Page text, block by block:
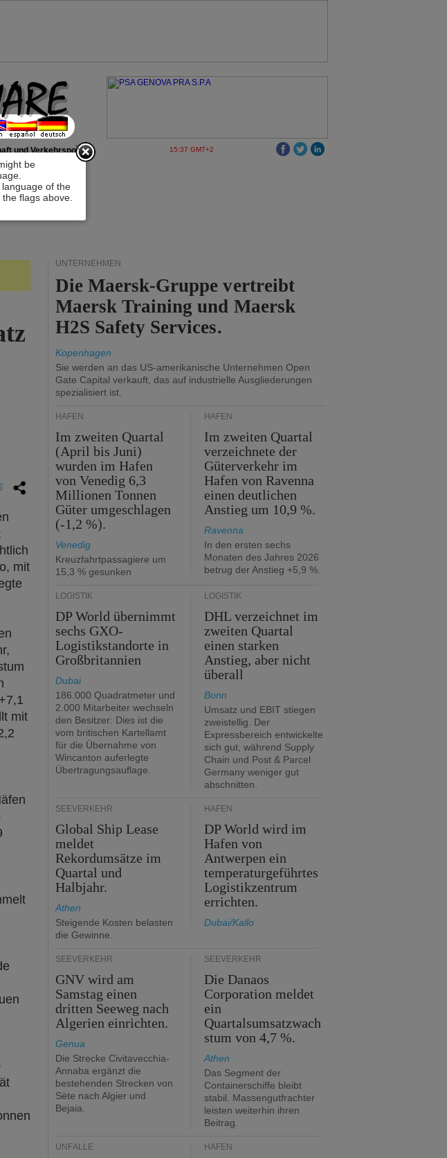
be
of the
flags above.
x
und Verkehrspolitik 15:37 GMT+2
mit
mit
UNTERNEHMEN
Die Maersk-Gruppe vertreibt
Maersk Training und Maersk
H2S Safety Services.
Kopenhagen
Sie werden an das US-amerikanische Unternehmen Open
Gate Capital verkauft, das auf industrielle Ausgliederungen
spezialisiert ist.
HÄFEN
Im zweiten Quartal
(April bis Juni)
wurden im Hafen
von Venedig 6,3
Millionen Tonnen
Güter umgeschlagen
(-1,2 %).
Venedig
Kreuzfahrtpassagiere um
15,3 % gesunken
HÄFEN
Im zweiten Quartal
verzeichnete der
Güterverkehr im
Hafen von Ravenna
einen deutlichen
Anstieg um 10,9 %.
Ravenna
In den ersten sechs
Monaten des Jahres 2026
betrug der Anstieg +5,9 %.
LOGISTIK
DP World übernimmt
sechs GXO-
Logistikstandorte in
Großbritannien
Dubai
186.000 Quadratmeter und
2.000 Mitarbeiter wechseln
den Besitzer: Dies ist die
vom britischen Kartellamt
für die Übernahme von
Wincanton auferlegte
Übertragungsauflage.
LOGISTIK
DHL verzeichnet im
zweiten Quartal
einen starken
Anstieg, aber nicht
überall
Bonn
Umsatz und EBIT stiegen
zweistellig. Der
Expressbereich entwickelte
sich gut, während Supply
Chain und Post & Parcel
Germany weniger gut
abschnitten.
SEEVERKEHR
Global Ship Lease
meldet
Rekordumsätze im
Quartal und
Halbjahr.
Athen
Steigende Kosten belasten
die Gewinne.
HÄFEN
DP World wird im
Hafen von
Antwerpen ein
temperaturgeführtes
Logistikzentrum
errichten.
Dubai/Kallo
SEEVERKEHR
GNV wird am
Samstag einen
dritten Seeweg nach
Algerien einrichten.
Genua
Die Strecke Civitavecchia-
Annaba ergänzt die
bestehenden Strecken von
Sète nach Algier und
Bejaia.
SEEVERKEHR
Die Danaos
Corporation meldet
ein
Quartalsumsatzwach
stum von 4,7 %.
Athen
Das Segment der
Containerschiffe bleibt
stabil. Massengutfrachter
leisten weiterhin ihren
Beitrag.
UNFÄLLE HÄFEN